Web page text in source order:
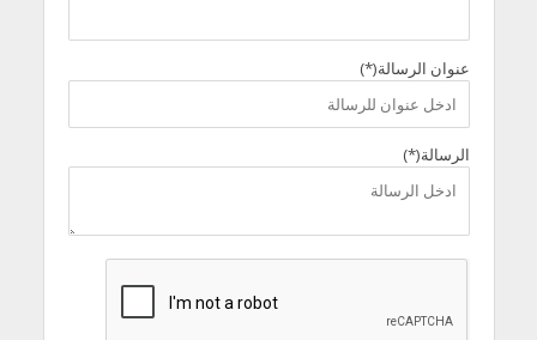
عنوان الرسالة(*)
الرسالة(*)